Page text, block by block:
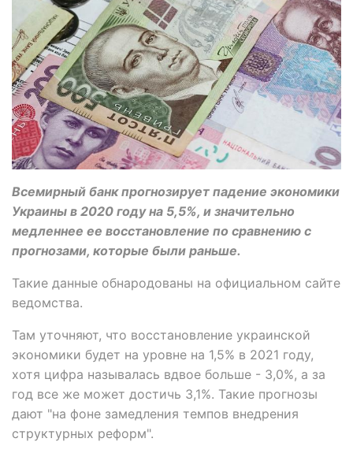
Всемирный банк прогнозирует падение экономики
Украины в 2020 году на 5,5%, и значительно
медленнее ее восстановление по сравнению с
прогнозами, которые были раньше.
Такие данные обнародованы на официальном сайте
ведомства.
Там уточняют, что восстановление украинской
экономики будет на уровне на 1,5% в 2021 году,
хотя цифра называлась вдвое больше - 3,0%, а за
год все же может достичь 3,1%. Такие прогнозы
дают "на фоне замедления темпов внедрения
структурных реформ".